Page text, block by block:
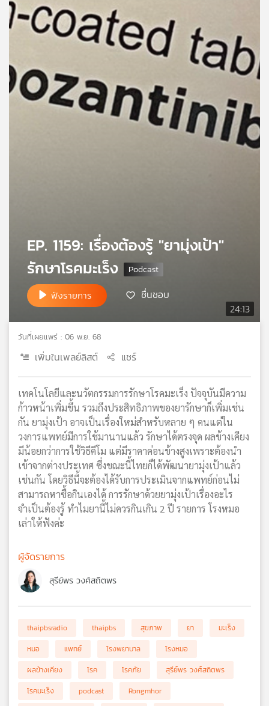
บทความ
และ
กิจกรรม
แผนที่
วิทยุ
เครือ
24:13
EP. 1159: เรื่องต้องรู้ "ยามุ่งเป้า"
รักษาโรคมะเร็ง
ฟังรายการ ชื่นชอบ
วันที่เผยแพร่ : 06 พ.ย. 68
เพิ่มในเพลย์ลิสต์ แชร์
เทคโนโลยีและนวัตกรรมการรักษาโรคมะเร็ง ปัจจุบันมีความ
ก้าวหน้าเพิ่มขึ้น รวมถึงประสิทธิภาพของยารักษาก็เพิ่มเช่น
กัน ยามุ่งเป้า อาจเป็นเรื่องใหม่สำหรับหลาย ๆ คนแต่ใน
วงการแพทย์มีการใช้มานานแล้ว รักษาได้ตรงจุด ผลข้างเคียง
มีน้อยกว่าการใช้วิธีคีโม แต่มีราคาค่อนข้างสูงเพราะต้องนำ
เข้าจากต่างประเทศ ซึ่งขณะนี้ไทยก็ได้พัฒนายามุ่งเป้าแล้ว
เช่นกัน โดยวิธีนี้จะต้องได้รับการประเมินจากแพทย์ก่อนไม่
สามารถหาซื้อกินเองได้ การรักษาด้วยยามุ่งเป้าเรื่องอะไร
จำเป็นต้องรู้ ทำไมยานี้ไม่ควรกินเกิน 2 ปี รายการ โรงหมอ
เล่าให้ฟังค่ะ
ผู้จัดรายการ
สุรีย์พร วงศ์สถิตพร
thaipbsradio thaipbs สุขภาพ ยา
มะเร็ง
หมอ
แพทย์ โรงพยาบาล
โรงหมอ
ผลข้างเคียง
โรค โรคภัย
สุรีย์พร วงศ์สถิตพร
โรคมะเร็ง
podcast
Rongmhor